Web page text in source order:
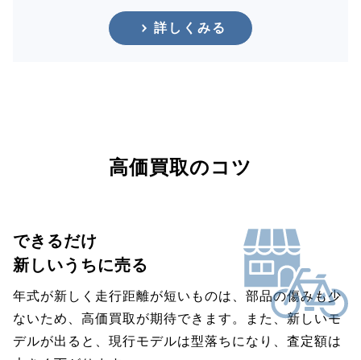
詳しくみる
高価買取のコツ
できるだけ
新しいうちに売る
年式が新しく走行距離が短いものは、部品の傷みも少
ないため、高価買取が期待できます。また、新しいモ
デルが出ると、現行モデルは型落ちになり、査定額は